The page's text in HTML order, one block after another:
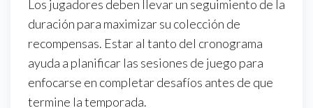
Los jugadores deben llevar un seguimiento de la
duración para maximizar su colección de
recompensas. Estar al tanto del cronograma
ayuda a planificar las sesiones de juego para
enfocarse en completar desafíos antes de que
termine la temporada.